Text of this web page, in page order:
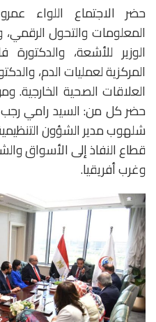
حضر الاجتماع اللواء
المعلومات والتحول
الوزير للأشعة،
المركزية لعمليات الدم،
العلاقات الصحية
حضر كل من: السيد رامي رجب
شلهوب مدير الشؤون
قطاع النفاذ إلى الأسواق
وغرب أفريقيا.